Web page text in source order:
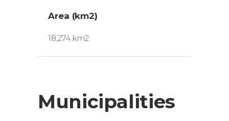
Area (km2)
18,274 km2
Municipalities